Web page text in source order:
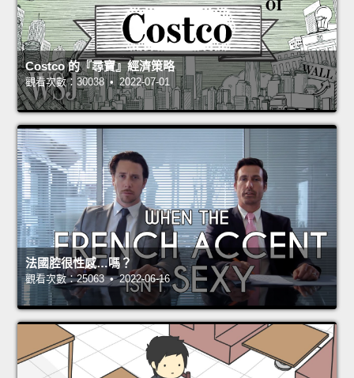
Costco 的『尋寶』經濟策略
觀看次數：30038 • 2022-07-01
法國腔很性感…嗎？
觀看次數：25063 • 2022-06-16